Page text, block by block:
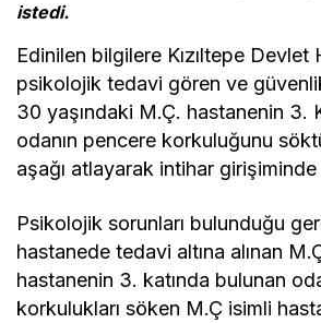
istedi.
Edinilen bilgilere Kızıltepe Devlet
psikolojik tedavi gören ve
30 yaşındaki M.Ç. hastanenin 3.
odanın pencere korkuluğunu
aşağı atlayarak intihar
Psikolojik sorunları bulunduğu
hastanede tedavi altına alınan
hastanenin 3. katında bulunan
korkulukları söken M.Ç isimli